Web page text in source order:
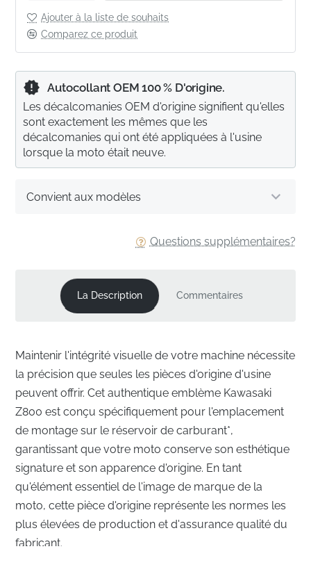
Ajouter à la liste de souhaits
Comparez ce produit
Questions supplémentaires?
Convient aux modèles
Autocollant OEM 100 % D'origine.
Les décalcomanies OEM d'origine signifient qu'elles
sont exactement les mêmes que les
décalcomanies qui ont été appliquées à l'usine
lorsque la moto était neuve.
La Description Commentaires
Maintenir l'intégrité visuelle de votre machine nécessite
la précision que seules les pièces d'origine d'usine
peuvent offrir. Cet authentique emblème Kawasaki
Z800 est conçu spécifiquement pour l'emplacement
de montage sur le réservoir de carburant*,
garantissant que votre moto conserve son esthétique
signature et son apparence d'origine. En tant
qu'élément essentiel de l'image de marque de la
moto, cette pièce d'origine représente les normes les
plus élevées de production et d'assurance qualité du
fabricant.